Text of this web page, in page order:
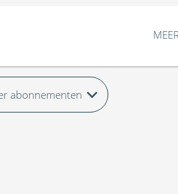
abonnementen